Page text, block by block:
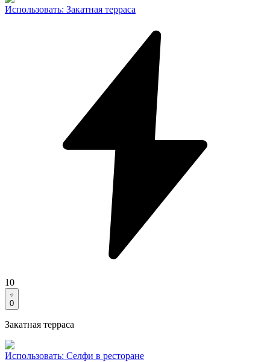
Использовать: Закатная терраса
10
0
Закатная терраса
Использовать: Селфи в ресторане